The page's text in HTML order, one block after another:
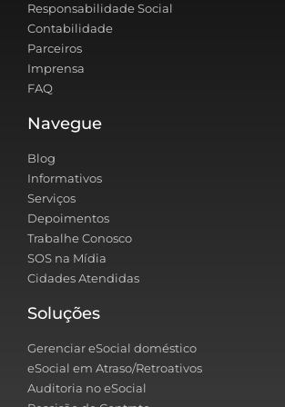
Responsabilidade Social
Contabilidade
Parceiros
Imprensa
FAQ
Navegue
Blog
Informativos
Serviços
Depoimentos
Trabalhe Conosco
SOS na Mídia
Cidades Atendidas
Soluções
Gerenciar eSocial doméstico
eSocial em Atraso/Retroativos
Auditoria no eSocial